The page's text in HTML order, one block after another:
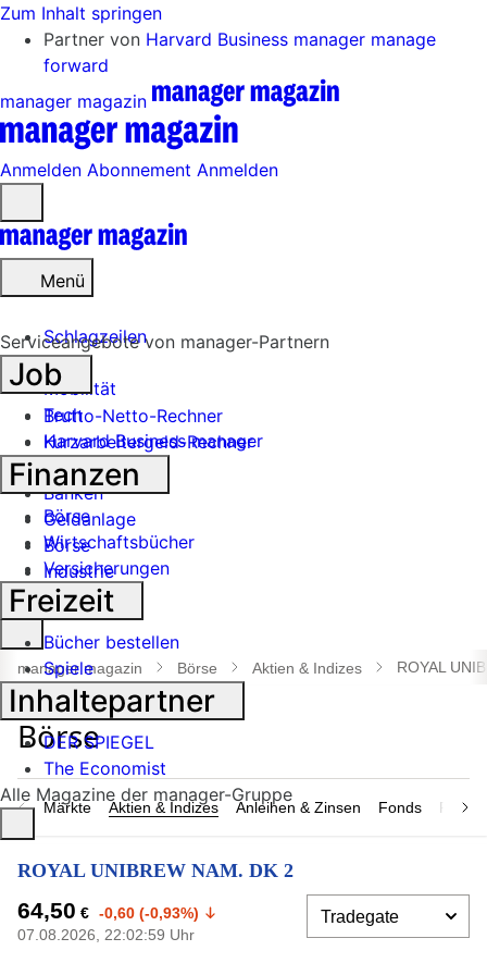
Zum Inhalt springen
Partner von Harvard Business manager manage
forward
manager magazin
Anmelden Abonnement Anmelden
öffnen
Menü
Schlagzeilen
Mobilität
Tech
Harvard Business manager
Handel
Banken
Geldanlage
Börse
Industrie
Suche
öffnen
manager magazin Börse Aktien & Indizes ROYAL
Märkte Aktien & Indizes Anleihen & Zinsen Fonds
ROYAL UNIBREW NAM. DK 2
64,50 € -0,60 (-0,93%)
07.08.2026, 22:02:59 Uhr
Serviceangebote von manager-Partnern
Job
Brutto-Netto-Rechner
Kurzarbeitergeld-Rechner
Finanzen
Börse
Wirtschaftsbücher
Versicherungen
Freizeit
Bücher bestellen
Spiele
Inhaltepartner
DER SPIEGEL
The Economist
Alle Magazine der manager-Gruppe